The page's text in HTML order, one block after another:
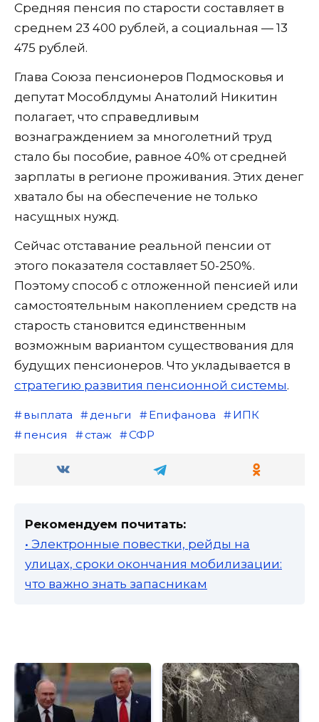
Средняя пенсия по старости составляет в
среднем 23 400 рублей, а социальная — 13
475 рублей.
Глава Союза пенсионеров Подмосковья и
депутат Мособлдумы Анатолий Никитин
полагает, что справедливым
вознаграждением за многолетний труд
стало бы пособие, равное 40% от средней
зарплаты в регионе проживания. Этих денег
хватало бы на обеспечение не только
насущных нужд.
Сейчас отставание реальной пенсии от
этого показателя составляет 50-250%.
Поэтому способ с отложенной пенсией или
самостоятельным накоплением средств на
старость становится единственным
возможным вариантом существования для
будущих пенсионеров. Что укладывается в
стратегию развития пенсионной системы.
выплата деньги Епифанова
ИПК
пенсия
стаж СФР
Рекомендуем почитать:
• Электронные повестки, рейды на
улицах, сроки окончания мобилизации:
что важно знать запасникам